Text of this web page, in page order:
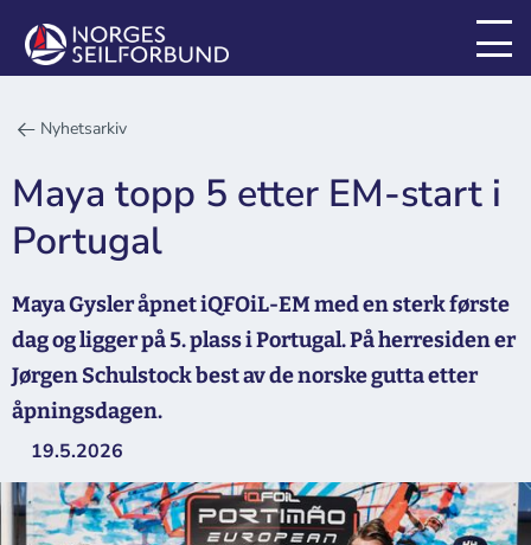
Nyhetsarkiv
Maya topp 5 etter EM-start i
Portugal
Maya Gysler åpnet iQFOiL-EM med en sterk første
dag og ligger på 5. plass i Portugal. På herresiden er
Jørgen Schulstock best av de norske gutta etter
åpningsdagen.
19.5.2026